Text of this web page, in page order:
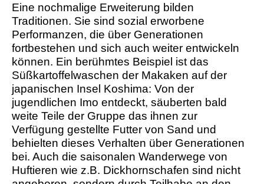
Eine nochmalige Erweiterung bilden
Traditionen. Sie sind sozial erworbene
Performanzen, die über Generationen
fortbestehen und sich auch weiter entwickeln
können. Ein berühmtes Beispiel ist das
Süßkartoffelwaschen der Makaken auf der
japanischen Insel Koshima: Von der
jugendlichen Imo entdeckt, säuberten bald
weite Teile der Gruppe das ihnen zur
Verfügung gestellte Futter von Sand und
behielten dieses Verhalten über Generationen
bei. Auch die saisonalen Wanderwege von
Huftieren wie z.B. Dickhornschafen sind nicht